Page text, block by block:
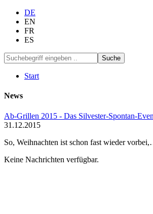
DE
EN
FR
ES
Suche
Start
News
Ab-Grillen 2015 - Das Silvester-Spontan-
31.12.2015
So, Weihnachten ist schon fast wieder
Keine Nachrichten verfügbar.